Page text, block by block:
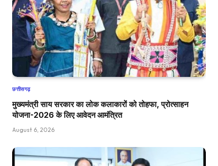
छत्तीसगढ़
मुख्यमंत्री साय सरकार का लोक कलाकारों को तोहफा, प्रोत्साहन
योजना-2026 के लिए आवेदन आमंत्रित
August 6, 2026